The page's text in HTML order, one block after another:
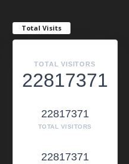
Total Visits
TOTAL VISITORS
22817371
22817371
TOTAL VISITORS
22817371